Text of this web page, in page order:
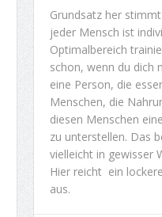
Grundsatz her
jeder Mensch ist
Optimalbereich
schon, wenn du dich
eine Person, die
Menschen, die
diesen Menschen
zu unterstellen. Das
vielleicht in gewisser
Hier reicht ein
aus.